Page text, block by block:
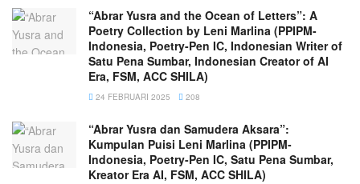
“Abrar Yusra and the Ocean of Letters”: A
Poetry Collection by Leni Marlina (PPIPM-
Indonesia, Poetry-Pen IC, Indonesian Writer of
Satu Pena Sumbar, Indonesian Creator of AI
Era, FSM, ACC SHILA)
24 FEBRUARI 2025 208
“Abrar Yusra dan Samudera Aksara”:
Kumpulan Puisi Leni Marlina (PPIPM-
Indonesia, Poetry-Pen IC, Satu Pena Sumbar,
Kreator Era AI, FSM, ACC SHILA)